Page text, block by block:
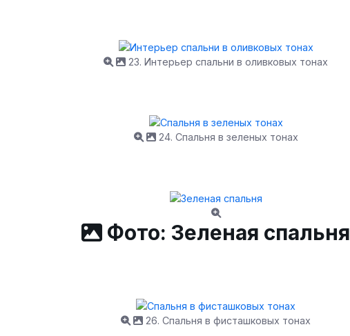
23. Интерьер спальни в оливковых тонах
24. Спальня в зеленых тонах
Фото: Зеленая спальня
26. Спальня в фисташковых тонах